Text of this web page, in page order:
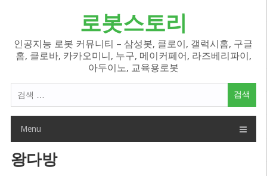
로봇스토리
인공지능 로봇 커뮤니티 – 삼성봇, 클로이, 갤럭시홈, 구글
홈, 클로바, 카카오미니, 누구, 메이커페어, 라즈베리파이,
아두이노, 교육용로봇
색
Menu
왕다방